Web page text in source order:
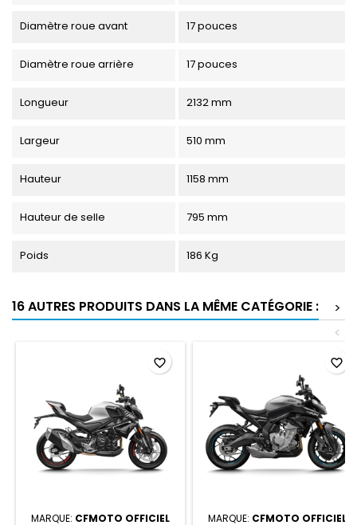
Diamètre roue avant 17 pouces
Diamètre roue arrière 17 pouces
Longueur 2132 mm
Largeur 510 mm
Hauteur 1158 mm
Hauteur de selle 795 mm
Poids 186 Kg
16 AUTRES PRODUITS DANS LA MÊME CATÉGORIE :
>
<
MARQUE: CFMOTO OFFICIEL
favorite_border
MARQUE: CFMOTO OFFICIEL
favorite_border